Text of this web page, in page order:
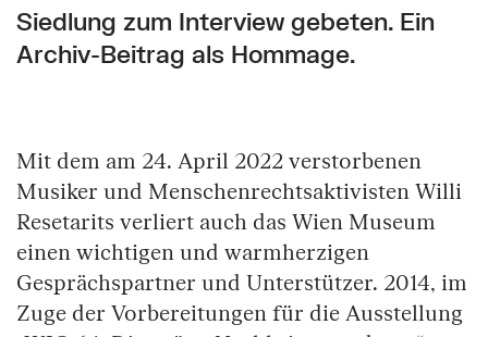
Siedlung zum Interview gebeten. Ein
Archiv-Beitrag als Hommage.
Mit dem am 24. April 2022 verstorbenen
Musiker und Menschenrechtsaktivisten Willi
Resetarits verliert auch das Wien Museum
einen wichtigen und warmherzigen
Gesprächspartner und Unterstützer. 2014, im
Zuge der Vorbereitungen für die Ausstellung